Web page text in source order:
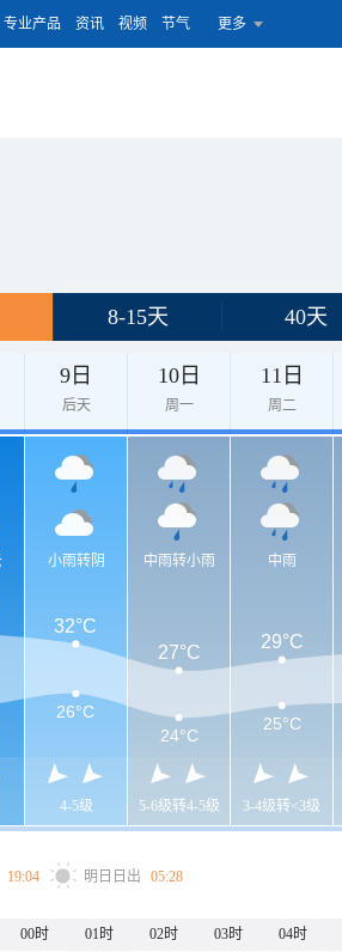
专业产品 资讯 视频 节气 更多
8-15天 40天
9日
后天
10日
周一
11日
周二
小雨转阴
4-5级
中雨转小雨
5-6级转4-5级
中雨
3-4级转<3级
32°C
27°C
29°C
26°C
24°C
25°C
19:04 明日日出 05:28
00时 01时 02时 03时 04时